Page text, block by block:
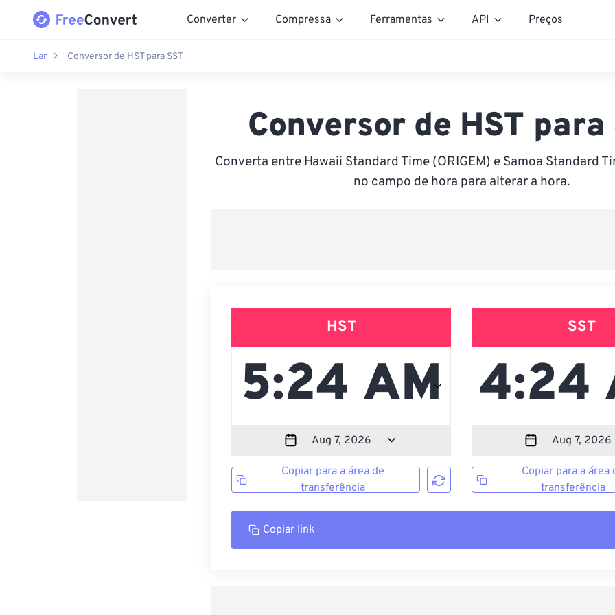
Converter Compressa Ferramentas API Preços
Lar Conversor de HST para SST
Conversor de HST para
Converta entre Hawaii Standard Time (ORIGEM) e Samoa Standard
no campo de hora para alterar a hora.
HST
Copiar para a área de
transferência
SST
Copiar para a área
transferência
Copiar link